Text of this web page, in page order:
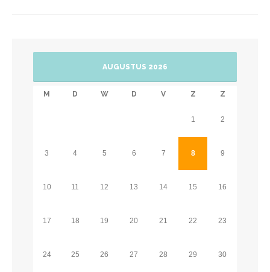
AUGUSTUS 2026
M D W D V Z Z
1 2
3 4 5 6 7 8 9
10 11 12 13 14 15 16
17 18 19 20 21 22 23
24 25 26 27 28 29 30